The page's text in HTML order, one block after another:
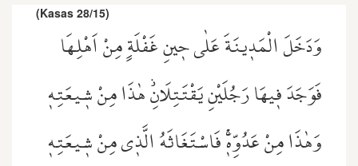
(Kasas 28/15)
وَدَخَلَ الْمَد۪ينَةَ عَلٰى ح۪ينِ غَفْلَةٍ مِنْ اَهْلِهَا
فَوَجَدَ ف۪يهَا رَجُلَيْنِ يَقْتَتِلَانِۘ هٰذَا مِنْ ش۪يعَتِه۪
وَهٰذَا مِنْ عَدُوِّه۪ۚ فَاسْتَغَاثَهُ الَّذ۪ي مِنْ ش۪يعَتِه۪